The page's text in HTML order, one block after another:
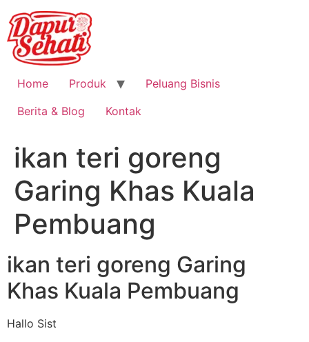
Home Produk
Peluang Bisnis
Berita & Blog
Kontak
ikan teri goreng
Garing Khas Kuala
Pembuang
ikan teri goreng Garing
Khas Kuala Pembuang
Hallo Sist